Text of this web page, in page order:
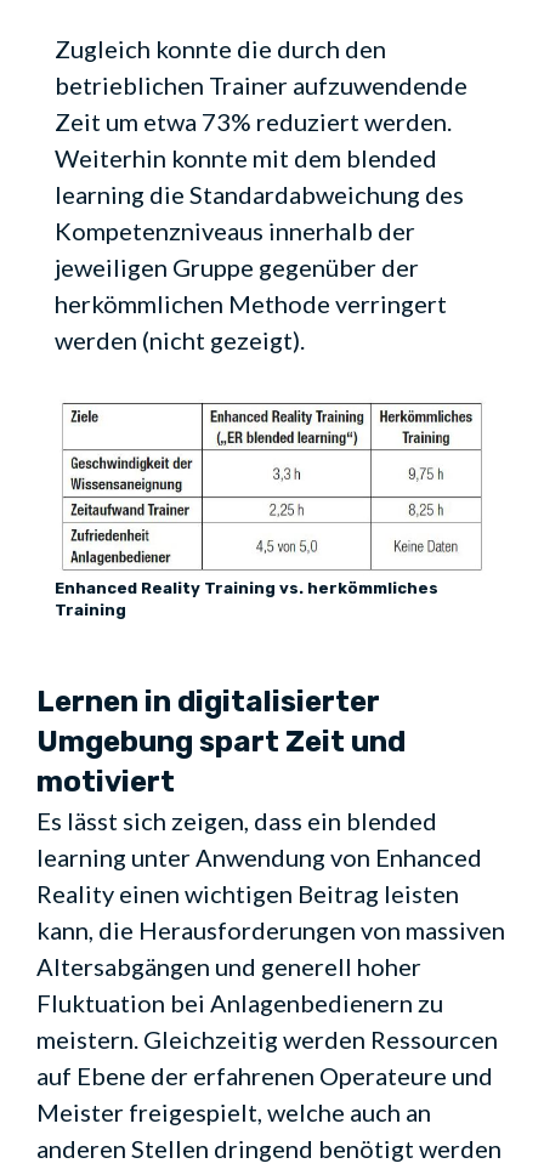
Zugleich konnte die durch den
betrieblichen Trainer aufzuwendende
Zeit um etwa 73% reduziert werden.
Weiterhin konnte mit dem blended
learning die Standardabweichung des
Kompetenzniveaus innerhalb der
jeweiligen Gruppe gegenüber der
herkömmlichen Methode verringert
werden (nicht gezeigt).
Enhanced Reality Training vs. herkömmliches
Training
Lernen in digitalisierter
Umgebung spart Zeit und
motiviert
Es lässt sich zeigen, dass ein blended
learning unter Anwendung von Enhanced
Reality einen wichtigen Beitrag leisten
kann, die Herausforderungen von massiven
Altersabgängen und generell hoher
Fluktuation bei Anlagenbedienern zu
meistern. Gleichzeitig werden Ressourcen
auf Ebene der erfahrenen Operateure und
Meister freigespielt, welche auch an
anderen Stellen dringend benötigt werden